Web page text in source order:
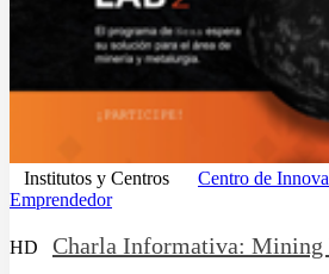
Institutos y Centros
Centro de
Emprendedor
HD Charla Informativa: Mining